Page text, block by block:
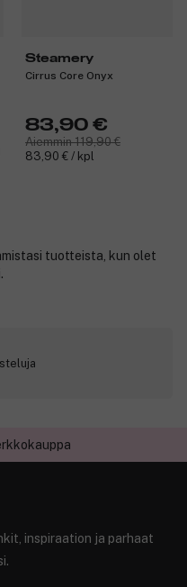
Steamery
Cirrus Core Onyx
83,90 €
Aiemmin 119,90 €
83,90 € / kpl
tuotteista, kun olet
inspiraation ja parhaat